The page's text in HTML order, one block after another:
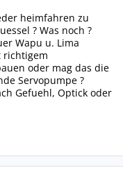
heimfahren zu
? Was noch ?
Wapu u. Lima
richtigem
oder mag das die
Servopumpe ?
Gefuehl, Optick oder